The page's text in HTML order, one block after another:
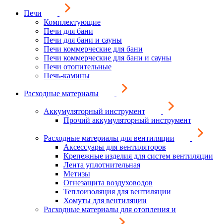
Печи
Комплектующие
Печи для бани
Печи для бани и сауны
Печи коммерческие для бани
Печи коммерческие для бани и сауны
Печи отопительные
Печь-камины
Расходные материалы
Аккумуляторный инструмент
Прочий аккумуляторный инструмент
Расходные материалы для вентиляции
Аксессуары для вентиляторов
Крепежные изделия для систем вентиляции
Лента уплотнительная
Метизы
Огнезащита воздуховодов
Теплоизоляция для вентиляции
Хомуты для вентиляции
Расходные материалы для отопления и